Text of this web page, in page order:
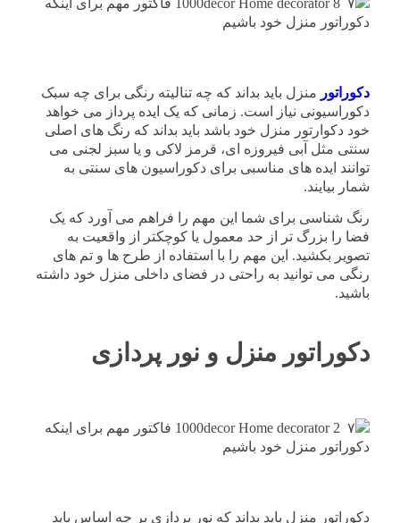
دکوراتور منزل باید بداند که چه تنالیته رنگی برای چه سبک
دکوراسیونی نیاز است. زمانی که یک ایده پرداز می خواهد
خود دکوارتور منزل خود باشد باید بداند که رنگ های اصلی
سنتی مثل آبی فیروزه ای، قرمز لاکی و یا سبز لجنی می
توانند ایده های مناسبی برای دکوراسیون های سنتی به
شمار بیایند.
رنگ شناسی برای شما این مهم را فراهم می آورد که یک
فضا را بزرگ تر از حد معمول یا کوچکتر از واقعیت به
تصویر بکشید. این مهم را با استفاده از طرح ها و تم های
رنگی می توانید به راحتی در فضای داخلی منزل خود داشته
باشید.
دکوراتور منزل و نور پردازی
دکوراتور منزل باید بداند که نور پردازی بر چه اساس باید